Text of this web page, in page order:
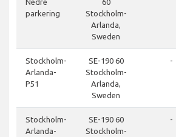
parkering
Stockholm-
Arlanda,
Sweden
Stockholm-
Arlanda-
P51
SE-190 60
Stockholm-
Arlanda,
Sweden
-
Stockholm-
Arlanda-
SE-190 60
Stockholm-
-